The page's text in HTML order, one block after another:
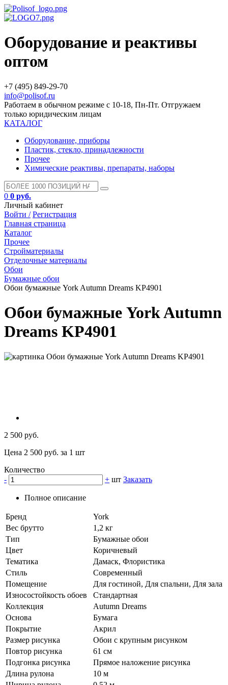
Оборудование и реактивы
оптом
+7 (495) 849-29-70
info@polisof.ru
Работаем в обычном режиме с 10-18, Пн-Пт. Отгружаем
только юридическим лицам
КАТАЛОГ
Оборудование, приборы
Пластик, стекло, принадлежности
Прочее
Химические реактивы, препараты, наборы
0 0 руб.
Личный кабинет
Войти / Регистрация
Главная страница
Каталог
Прочее
Стройматериалы
Отделочные материалы
Обои
Бумажные обои
Обои бумажные York Autumn Dreams KP4901
Обои бумажные York Autumn
Dreams KP4901
2 500 руб.
Цена 2 500 руб. за 1 шт
Количество
-
+ шт Заказать
Полное описание
Бренд
York
Вес брутто
1,2 кг
Тип
Бумажные обои
Цвет
Коричневый
Тематика
Дамаск, Флористика
Стиль
Современный
Помещение
Для гостиной, Для спальни, Для зала
Износостойкость обоев
Стандартная
Коллекция
Autumn Dreams
Основа
Бумага
Покрытие
Акрил
Размер рисунка
Обои с крупным рисунком
Повтор рисунка
61 см
Подгонка рисунка
Прямое наложение рисунка
Длина рулона
10 м